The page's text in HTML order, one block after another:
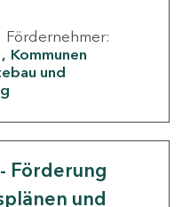
Fördernehmer:
Kommunen
und
Förderung
und